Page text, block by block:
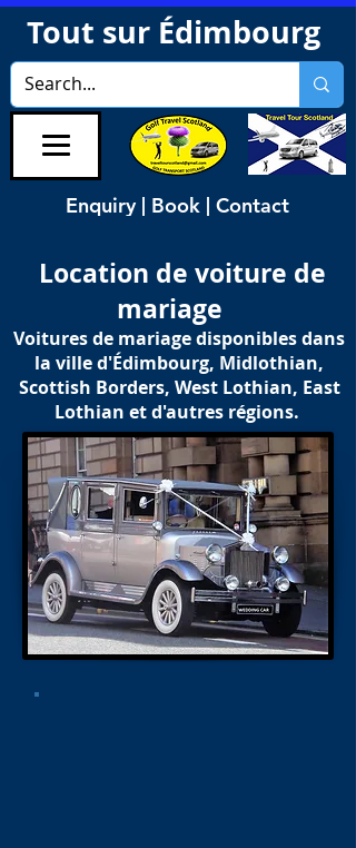
Tout sur Édimbourg
Enquiry | Book | Contact
Location de voiture de
mariage
Voitures de mariage disponibles dans
la ville d'Édimbourg, Midlothian,
Scottish Borders, West Lothian, East
Lothian et d'autres régions.